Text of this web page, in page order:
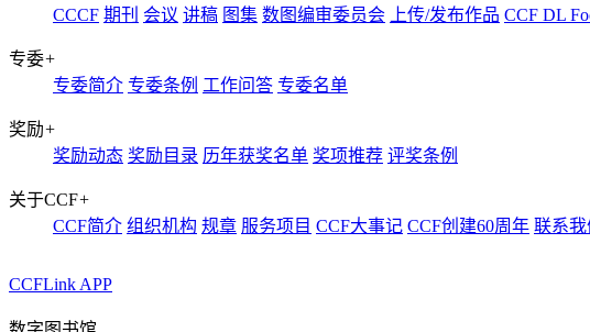
CCCF 期刊 会议 讲稿 图集 数图编审委员会 上传/发布作品 CCF DL
专委+
专委简介 专委条例 工作问答 专委名单
奖励+
奖励动态 奖励目录 历年获奖名单 奖项推荐 评奖条例
关于CCF+
CCF简介 组织机构 规章 服务项目 CCF大事记 CCF创建60周年 联系我
CCFLink APP